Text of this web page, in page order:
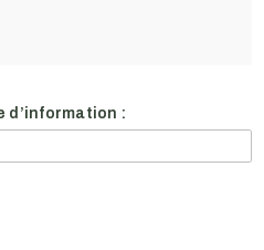
d’information :